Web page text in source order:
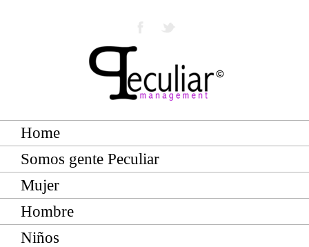
Home
Somos gente Peculiar
Mujer
Hombre
Niños